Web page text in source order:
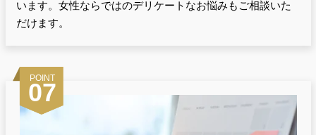
います。女性ならではのデリケートなお悩みもご相談いた
だけます。
POINT
07